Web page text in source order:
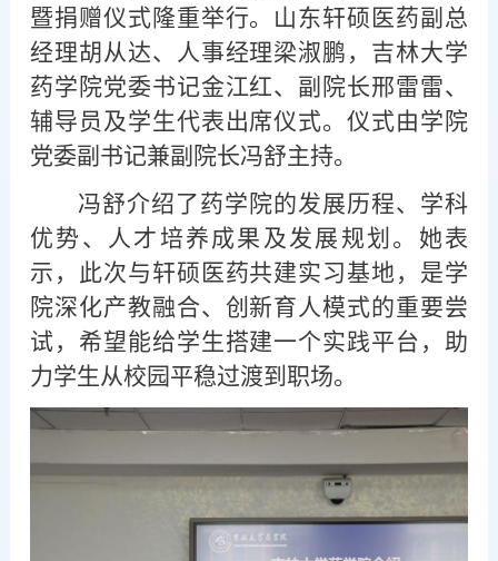
暨捐赠仪式隆重举行。山东轩硕医药副总
经理胡从达、人事经理梁淑鹏，吉林大学
药学院党委书记金江红、副院长邢雷雷、
辅导员及学生代表出席仪式。仪式由学院
党委副书记兼副院长冯舒主持。
冯舒介绍了药学院的发展历程、学科
优势、人才培养成果及发展规划。她表
示，此次与轩硕医药共建实习基地，是学
院深化产教融合、创新育人模式的重要尝
试，希望能给学生搭建一个实践平台，助
力学生从校园平稳过渡到职场。